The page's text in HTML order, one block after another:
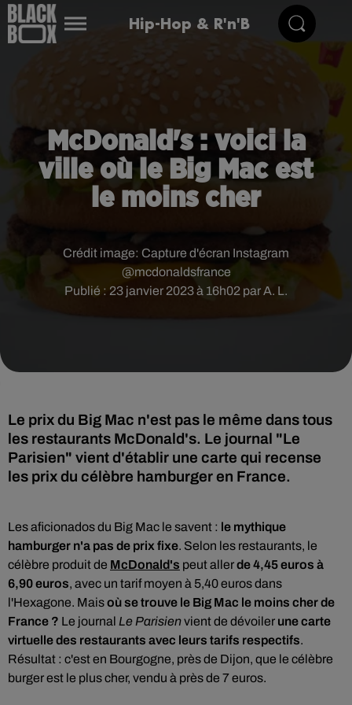
Hip-Hop & R'n'B
McDonald's : voici la
ville où le Big Mac est
le moins cher
Publié : 23 janvier 2023 à 16h02 par A. L.
Crédit image: Capture d'écran Instagram
@mcdonaldsfrance
Le prix du Big Mac n'est pas le même dans tous
les restaurants McDonald's. Le journal "Le
Parisien" vient d'établir une carte qui recense
Les aficionados du Big Mac le savent : le mythique
hamburger n'a pas de prix fixe. Selon les restaurants, le
célèbre produit de McDonald's peut allerde 4,45 euros à
6,90 euros, avec un tarif moyen à 5,40 euros dans
l'Hexagone. Maisoù se trouve le Big Mac le moins cher de
France ? Le journal Le Parisienvient de dévoiler une carte
virtuelle des restaurants avec leurs tarifs respectifs.
Résultat : c'est en Bourgogne, près de Dijon, que le célèbre
burger est le plus cher, vendu à près de 7 euros.